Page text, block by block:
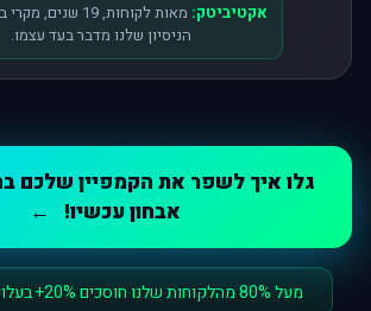
אקטיביטק:
מאות לקוחות, 19
הניסיון שלנו מדבר בעד עצמו.
גלו איך לשפר את הקמפיין שלכם
אבחון עכשיו!
←
מעל 80% מהלקוחות שלנו חוסכים 20%+ בעלויות אחרי אבחון